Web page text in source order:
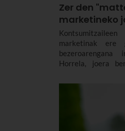
Zer den
marketineko
marketinak ere
Horrela, joera
bezeroarekiko